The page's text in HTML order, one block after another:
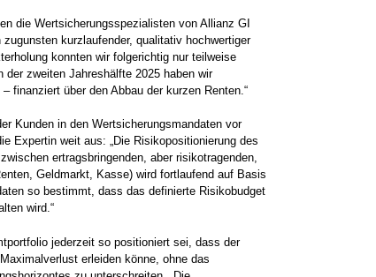
die Wertsicherungsspezialisten von Allianz GI
kurzlaufender, qualitativ hochwertiger
konnten wir folgerichtig nur teilweise
der zweiten Jahreshälfte 2025 haben wir
finanziert über den Abbau der kurzen Renten.“
Kunden in den Wertsicherungsmandaten vor
Expertin weit aus: „Die Risikopositionierung des
ertragsbringenden, aber risikotragenden,
Geldmarkt, Kasse) wird fortlaufend auf Basis
so bestimmt, dass das definierte Risikobudget
wird.“
jederzeit so positioniert sei, dass der
erleiden könne, ohne das